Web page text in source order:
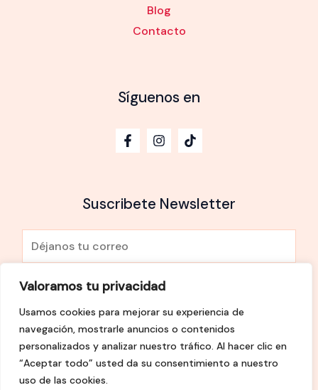
Valoramos tu privacidad
Usamos cookies para mejorar su experiencia de
navegación, mostrarle anuncios o contenidos
personalizados y analizar nuestro tráfico. Al hacer clic en
“Aceptar todo” usted da su consentimiento a nuestro
uso de las cookies.
Blog
Contacto
Síguenos en
Suscribete Newsletter
m
a
*
He leído y Acepto lapolítica de privacidad
SUSCRÍBETE